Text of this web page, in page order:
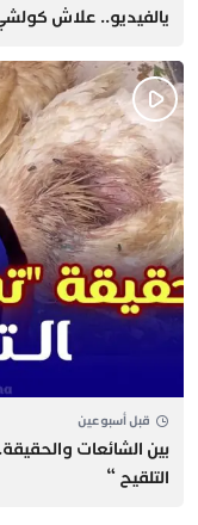
يالفيديو.. علاش
قبل أسبوعين
بين الشائعات
التلقيح “